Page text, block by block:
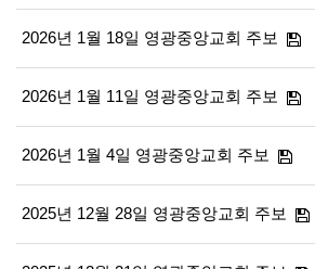
2026년 1월 18일 영광중앙교회 주보
2026년 1월 11일 영광중앙교회 주보
2026년 1월 4일 영광중앙교회 주보
2025년 12월 28일 영광중앙교회 주보